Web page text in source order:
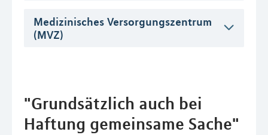
Medizinisches Versorgungszentrum
(MVZ)
"Grundsätzlich auch bei
Haftung gemeinsame Sache"